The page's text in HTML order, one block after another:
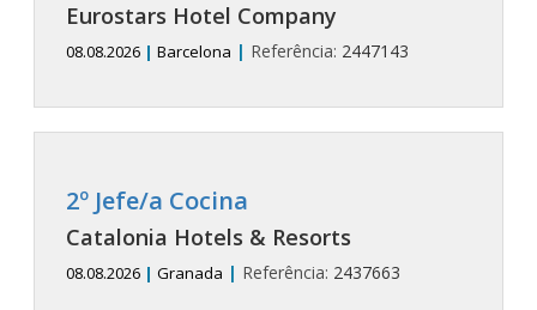
Eurostars Hotel Company
08.08.2026 | Barcelona | Referência: 2447143
2º Jefe/a Cocina
Catalonia Hotels & Resorts
08.08.2026 | Granada | Referência: 2437663